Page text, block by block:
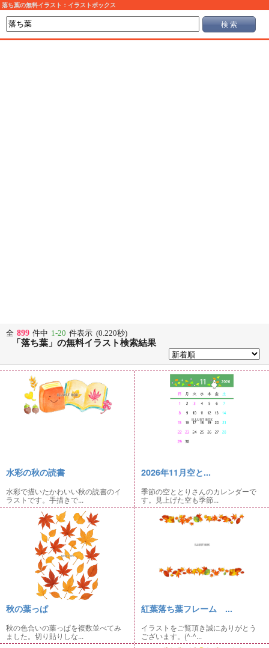
落ち葉の無料イラスト：イラストボックス
検 索
全 899 件中 1-20 件表示 (0.220秒)
「落ち葉」の無料イラスト検索結果
水彩の秋の読書
水彩で描いたかわいい秋の読書のイ
ラストです。手描きで...
2026年11月空と...
季節の空ととりさんのカレンダーで
す。見上げた空も季節...
秋の葉っぱ
秋の色合いの葉っぱを複数並べてみ
ました。切り貼りしな...
紅葉落ち葉フレーム ...
イラストをご覧頂き誠にありがとう
ございます。(^-^...